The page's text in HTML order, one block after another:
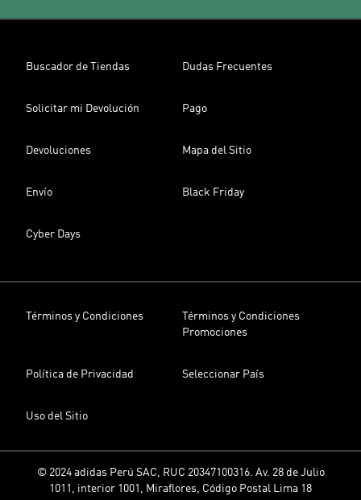
Buscador de Tiendas Dudas Frecuentes
Solicitar mi Devolución Pago
Devoluciones Mapa del Sitio
Envío Black Friday
Cyber Days
Términos y Condiciones
Términos y Condiciones
Promociones
Política de Privacidad Seleccionar País
Uso del Sitio
© 2024 adidas Perú SAC, RUC 20347100316. Av. 28 de Julio
1011, interior 1001, Miraflores, Código Postal Lima 18